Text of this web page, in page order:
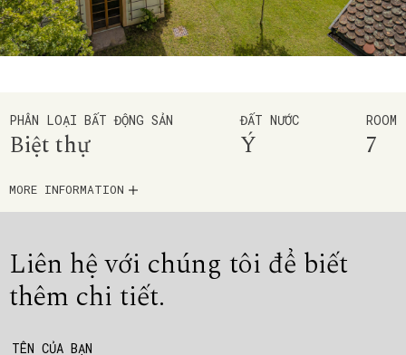
PHÂN LOẠI BẤT ĐỘNG SẢN
Biệt thự
ĐẤT NƯỚC
Ý
ROOM
7
MORE INFORMATION
Liên hệ với chúng tôi để biết
thêm chi tiết.
TÊN CỦA BẠN